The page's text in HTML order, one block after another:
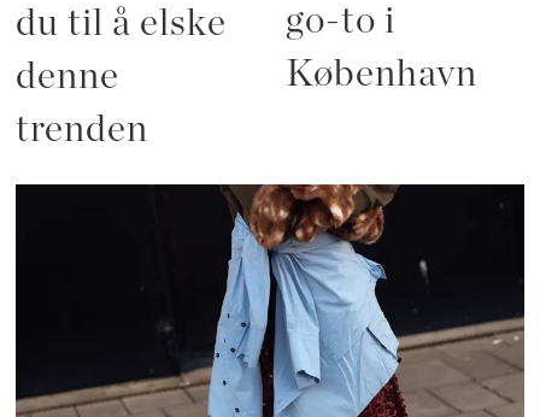
du til å elske
denne
trenden
go-to i
København